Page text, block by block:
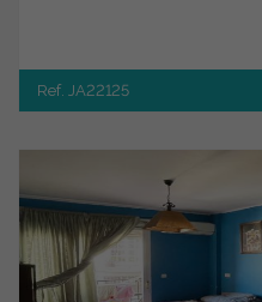
Ref. JA22125